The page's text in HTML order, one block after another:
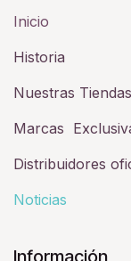
Inicio
Historia​
Nuestras Tiendas
Marcas
Distribuidores
Noticias
Información